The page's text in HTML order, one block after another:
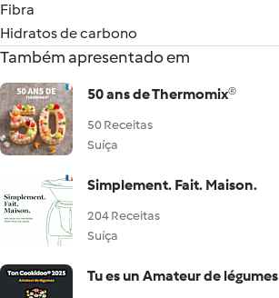
Fibra
Hidratos de carbono
Também apresentado em
50 ans de Thermomix®
50 Receitas
Suíça
Simplement. Fait. Maison.
204 Receitas
Suíça
Tu es un Amateur de légumes